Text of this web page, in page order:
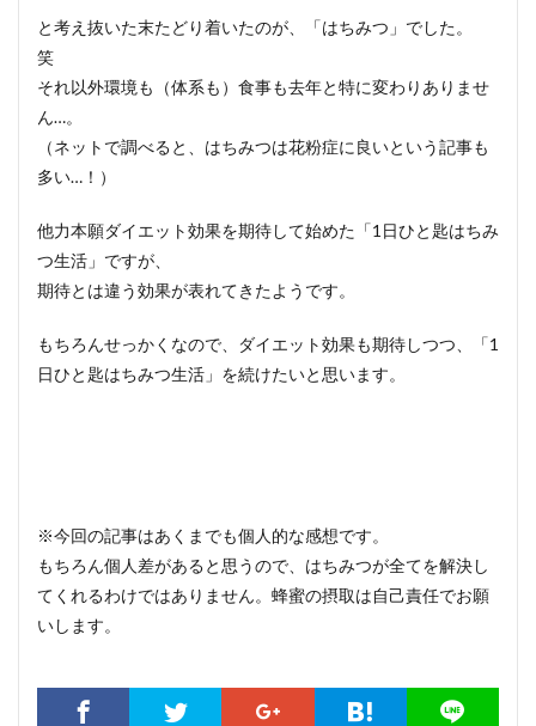
と考え抜いた末たどり着いたのが、「はちみつ」でした。
笑
それ以外環境も（体系も）食事も去年と特に変わりありませ
ん…。
（ネットで調べると、はちみつは花粉症に良いという記事も
多い…！）
他力本願ダイエット効果を期待して始めた「1日ひと匙はちみ
つ生活」ですが、
期待とは違う効果が表れてきたようです。
もちろんせっかくなので、ダイエット効果も期待しつつ、「1
日ひと匙はちみつ生活」を続けたいと思います。
※今回の記事はあくまでも個人的な感想です。
もちろん個人差があると思うので、はちみつが全てを解決し
てくれるわけではありません。蜂蜜の摂取は自己責任でお願
いします。